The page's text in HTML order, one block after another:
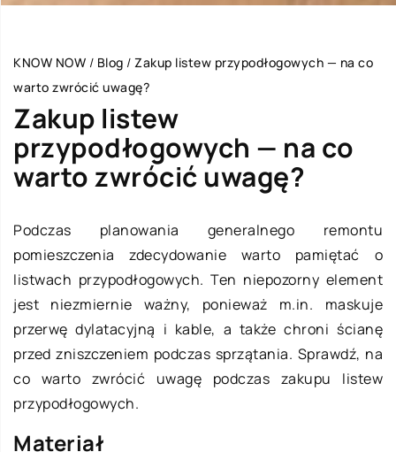
KNOW NOW / Blog / Zakup listew przypodłogowych — na co
warto zwrócić uwagę?
Zakup listew
przypodłogowych — na co
warto zwrócić uwagę?
Podczas planowania generalnego remontu
pomieszczenia zdecydowanie warto pamiętać o
listwach przypodłogowych. Ten niepozorny element
jest niezmiernie ważny, ponieważ m.in. maskuje
przerwę dylatacyjną i kable, a także chroni ścianę
przed zniszczeniem podczas sprzątania. Sprawdź, na
co warto zwrócić uwagę podczas zakupu listew
przypodłogowych.
Materiał